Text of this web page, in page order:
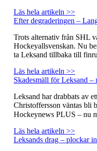
Läs hela artikeln >>
Efter degraderingen –
Trots alternativ från SHL
Hockeyallsvenskan. Nu
ta Leksand tillbaka till
Läs hela artikeln >>
Skadesmäll för Leksand –
Leksand har drabbats av
Christoffersson väntas bli
Hockeynews PLUS – nu
Läs hela artikeln >>
Leksands drag – plockar